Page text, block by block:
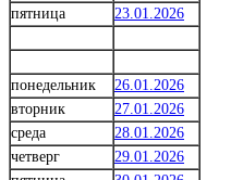
пятница
23.01.2026
понедельник
26.01.2026
вторник
27.01.2026
среда
28.01.2026
четверг
29.01.2026